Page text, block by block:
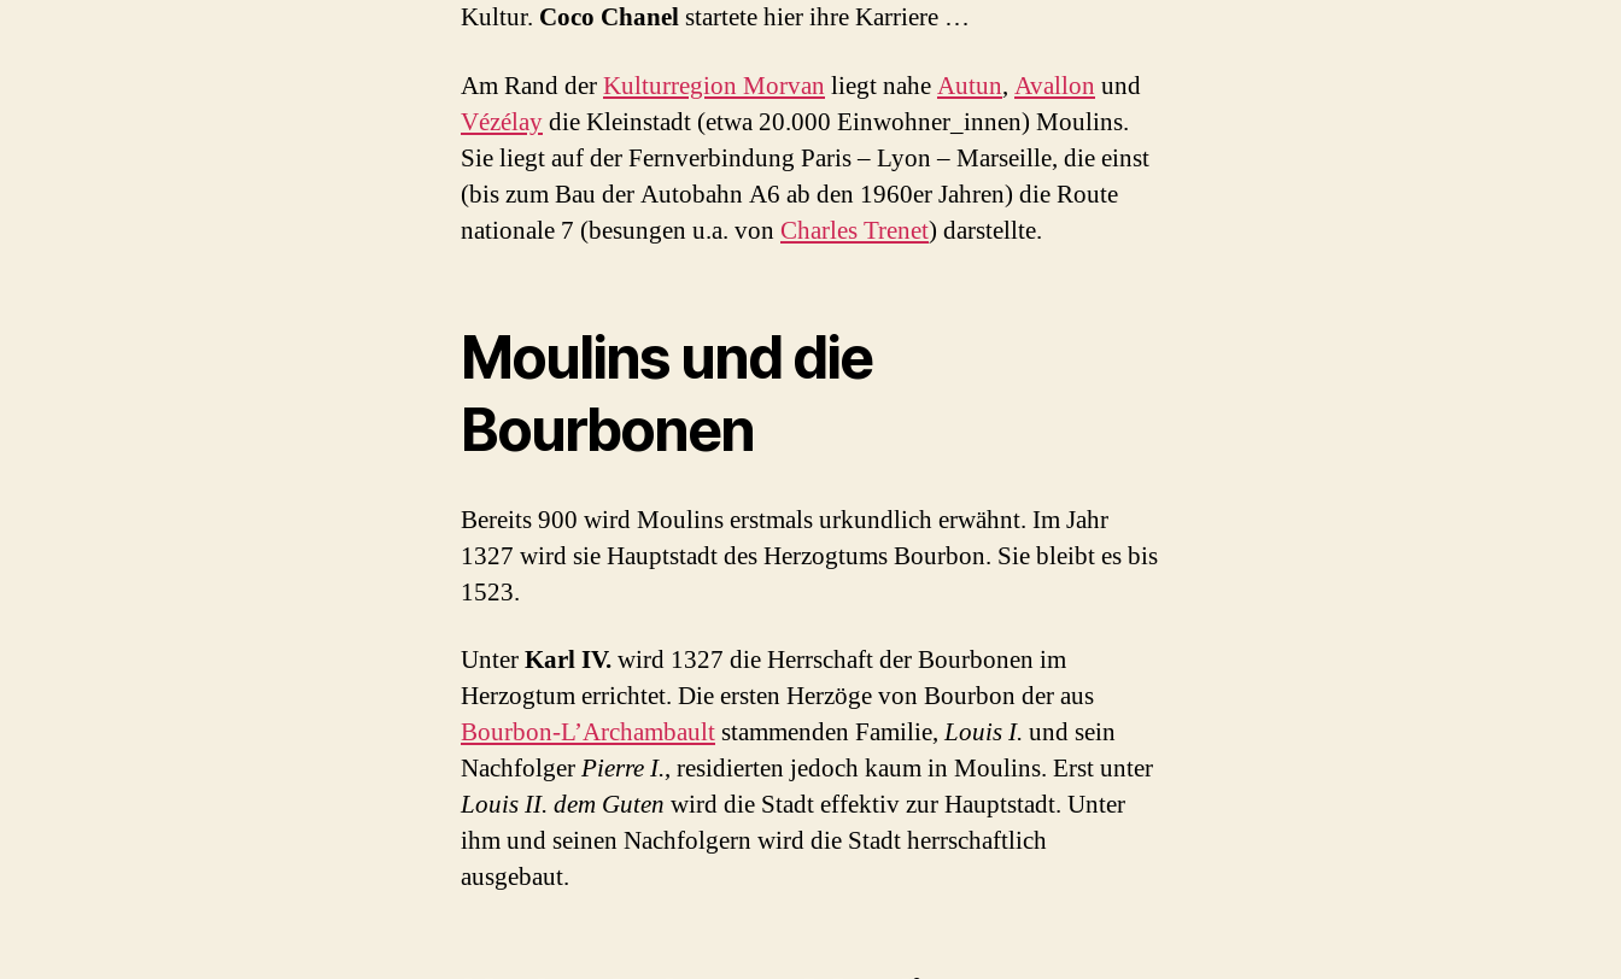
Kultur. Coco Chanelstartete hier ihre Karriere …
Am Rand derKulturregion Morvan liegt naheAutun, Avallon und
Vézélaydie Kleinstadt (etwa 20.000 Einwohner_innen) Moulins.
Sie liegt auf der Fernverbindung Paris – Lyon – Marseille, die einst
(bis zum Bau der Autobahn A6 ab den 1960er Jahren) die Route
nationale 7 (besungen u.a. von Charles Trenet) darstellte.
Moulins und die
Bourbonen
Bereits 900 wird Moulins erstmals urkundlich erwähnt. Im Jahr
1327 wird sie Hauptstadt des Herzogtums Bourbon. Sie bleibt es bis
1523.
UnterKarl IV.wird 1327 die Herrschaft der Bourbonen im
Herzogtum errichtet. Die ersten Herzöge von Bourbon der aus
Bourbon-L’Archambaultstammenden Familie,Louis I. und sein
NachfolgerPierre I., residierten jedoch kaum in Moulins. Erst unter
Louis II. dem Guten wird die Stadt effektiv zur Hauptstadt. Unter
ihm und seinen Nachfolgern wird die Stadt herrschaftlich
ausgebaut.